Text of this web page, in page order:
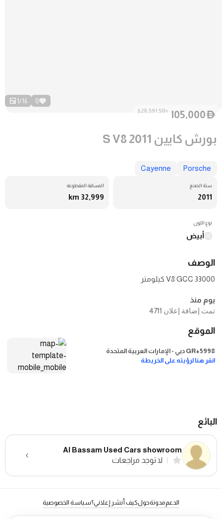
0
1/16
D
105,000
≈$28,591.50
بورش كايين S V8 2011
Porsche
Cayenne
سنة الصنع
2011
المسافة المقطوعة
32,999 km
نوع اللون
أبيض
الوصف
V8 GCC 33000 كيلومتر
يوم منذ
تمت إضافة إعلان 4711
الموقع
5998+GR دبي - الإمارات العربية المتحدة
انقر هنا لرؤيته على الخريطة
البائع
Al Bassam Used Cars showroom
لا توجد مراجعات
الدعممدونةحولكيف أنشر إعلاني؟سياسة الخصوصية